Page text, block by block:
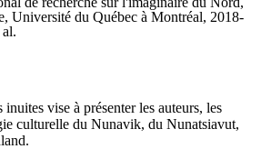
Université du Québec à Montréal, 2018-
vise à présenter les auteurs, les
culturelle du Nunavik, du Nunatsiavut,